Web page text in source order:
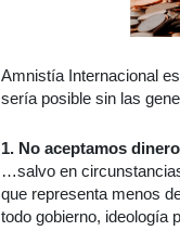
Amnistía Internacional
sería posible sin las
1. No aceptamos
…salvo en
que representa menos
todo gobierno, ideología